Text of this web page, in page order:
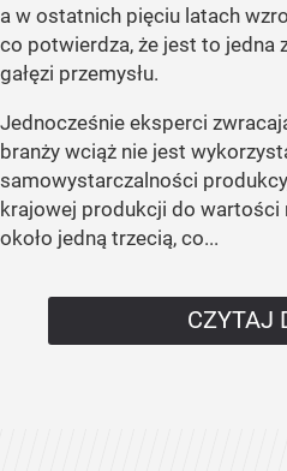
a w ostatnich pięciu latach
co potwierdza, że jest to jedna
gałęzi przemysłu.
Jednocześnie eksperci
branży wciąż nie jest
samowystarczalności
krajowej produkcji do wartości
około jedną trzecią, co...
CZYTAJ